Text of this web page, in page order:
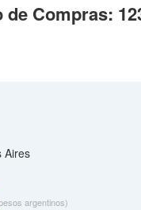
de Compras:
Aires
argentinos)